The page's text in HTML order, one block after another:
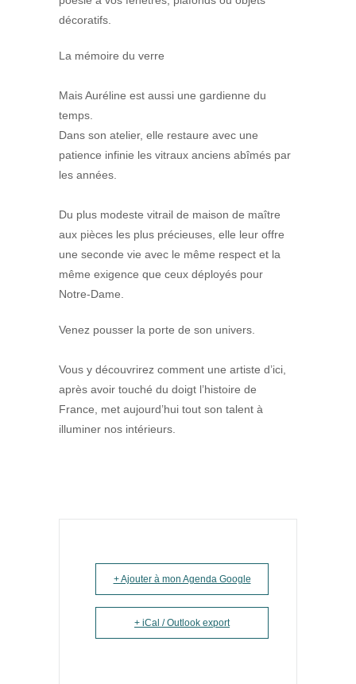
décoratifs.
La mémoire du verre
Mais Auréline est aussi une gardienne du
temps.
Dans son atelier, elle restaure avec une
patience infinie les vitraux anciens abîmés par
les années.
Du plus modeste vitrail de maison de maître
aux pièces les plus précieuses, elle leur offre
une seconde vie avec le même respect et la
même exigence que ceux déployés pour
Notre-Dame.
Venez pousser la porte de son univers.
Vous y découvrirez comment une artiste d’ici,
après avoir touché du doigt l’histoire de
France, met aujourd’hui tout son talent à
illuminer nos intérieurs.
+ Ajouter à mon Agenda Google
+ iCal / Outlook export